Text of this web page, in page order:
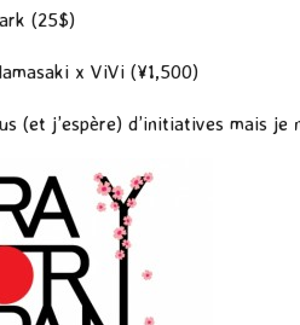
(25$)
x ViVi (¥1,500)
(et j’espère) d’initiatives mais